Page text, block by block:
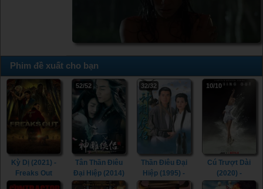
Phim đề xuất cho bạn
Kỳ Dị (2021) -
Freaks Out
(2021)
52/52
Tân Thần Điêu
Đại Hiệp (2014)
- The Romance
32/32
Thần Điêu Đại
Hiệp (1995) -
Return of The
10/10
Cú Trượt Dài
(2020) -
Spinning Out